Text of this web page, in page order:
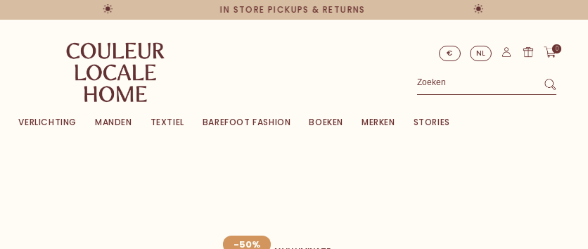
IN STORE PICKUPS & RETURNS
€ NL 0
VERLICHTING MANDEN TEXTIEL BAREFOOT FASHION BOEKEN MERKEN STORIES
-50%